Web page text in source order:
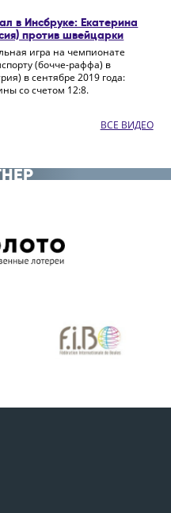
в Инсбруке: Екатерина
против швейцарки
игра на чемпионате
(бочче-раффа) в
в сентябре 2019 года:
со счетом 12:8.
ВСЕ ВИДЕО